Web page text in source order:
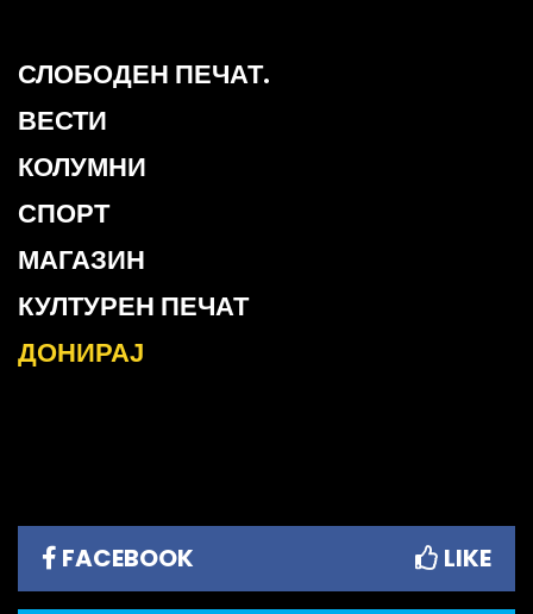
СЛОБОДЕН ПЕЧАТ.
ВЕСТИ
КОЛУМНИ
СПОРТ
МАГАЗИН
КУЛТУРЕН ПЕЧАТ
ДОНИРАЈ
FACEBOOK LIKE